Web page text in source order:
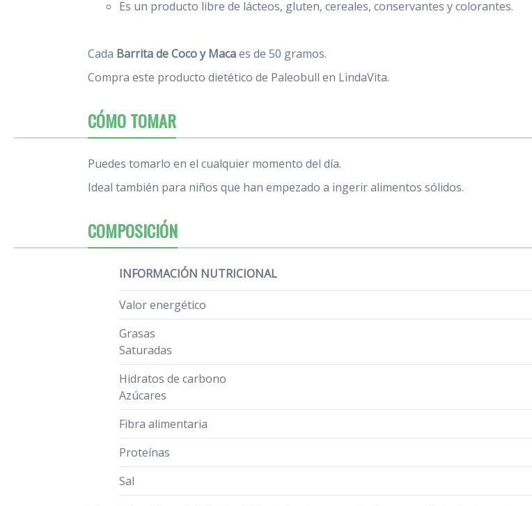
Es un producto libre de lácteos, gluten, cereales, conservantes y colorantes.
Cada Barrita de Coco y Macaes de 50 gramos.
Compra este producto dietético de Paleobull en LindaVita.
CÓMO TOMAR
Puedes tomarlo en el cualquier momento del día.
Ideal también para niños que han empezado a ingerir alimentos sólidos.
COMPOSICIÓN
INFORMACIÓN NUTRICIONAL
Valor energético
Grasas
Saturadas
Hidratos de carbono
Azúcares
Fibra alimentaria
Proteínas
Sal